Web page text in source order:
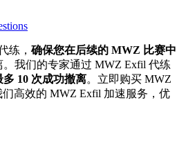
练， 确保您在后续的 MWZ 比赛中
。我们的专家通过 MWZ Exfil 代练
10 次成功撤离。立即购买 MWZ
们高效的 MWZ Exfil 加速服务，优